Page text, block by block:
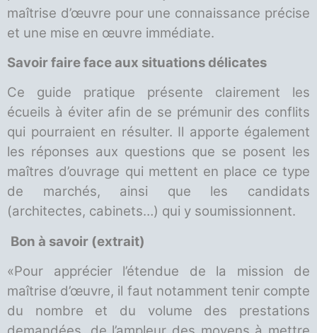
maîtrise d’œuvre pour une connaissance précise
et une mise en œuvre immédiate.
Savoir faire face aux situations délicates
Ce guide pratique présente clairement les
écueils à éviter afin de se prémunir des conflits
qui pourraient en résulter. Il apporte également
les réponses aux questions que se posent les
maîtres d’ouvrage qui mettent en place ce type
de marchés, ainsi que les candidats
(architectes, cabinets…) qui y soumissionnent.
Bon à savoir (extrait)
«Pour apprécier l’étendue de la mission de
maîtrise d’œuvre, il faut notamment tenir compte
du nombre et du volume des prestations